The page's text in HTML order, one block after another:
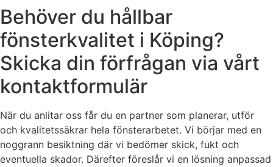
Behöver du hållbar
fönsterkvalitet i Köping?
Skicka din förfrågan via vårt
kontaktformulär
När du anlitar oss får du en partner som planerar, utför
och kvalitetssäkrar hela fönsterarbetet. Vi börjar med en
noggrann besiktning där vi bedömer skick, fukt och
eventuella skador. Därefter föreslår vi en lösning anpassad